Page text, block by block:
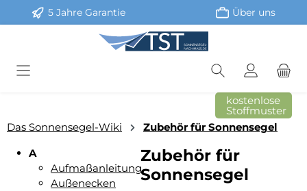
Zum Hauptinhalt springen
5 Jahre Garantie Über uns
kostenlose
Stoffmuster
Das Sonnensegel-Wiki
Zubehör für Sonnensegel
A
Aufmaßanleitung
Außenecken
Zubehör für
Sonnensegel